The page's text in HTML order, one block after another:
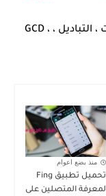
يمكنها توليد أرقام عشوائية ، وتوليفات ، التباديل ، GCD ،
منذ بضع اعوام
تحميل تطبيق Fing
لمعرفة المتصلين على